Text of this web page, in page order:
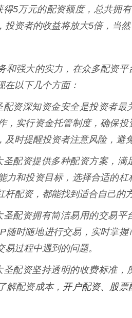
5万元的配资额度，总共拥
资者的收益将放大5倍，当然
和强大的实力，在众多配资
在以下几个方面：
资深知资金安全是投资者最
，实行资金托管制度，确保
时提醒投资者注意风险，避
配资提供多种配资方案，满
力和投资目标，选择合适的
配资，都能找到适合自己的方
配资拥有简洁易用的交易平
随时随地进行交易，实时掌
过程中遇到的问题。
配资坚持透明的收费标准，
解配资成本， 开户配资、股